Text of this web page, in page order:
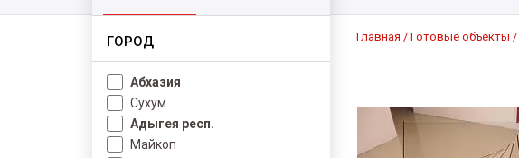
ГОРОД
Абхазия
Сухум
Адыгея респ.
Майкоп
Главная Готовые объекты